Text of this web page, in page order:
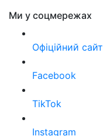
Ми у соцмережах
Офіційний сайт
Facebook
TikTok
Instagram